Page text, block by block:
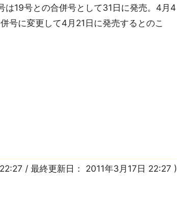
19号との合併号として31日に発売。4月4
号に変更して4月21日に発売するとのこ
/ 最終更新日： 2011年3月17日 22:27 )